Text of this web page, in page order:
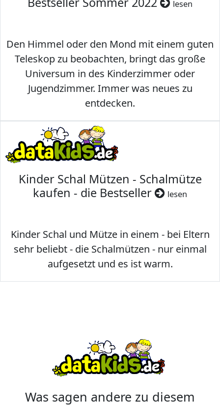
lesen
Den Himmel oder den Mond mit einem guten
Teleskop zu beobachten, bringt das große
Universum in des Kinderzimmer oder
Jugendzimmer. Immer was neues zu
entdecken.
Kinder Schal Mützen - Schalmütze
kaufen - die Bestseller
lesen
Kinder Schal und Mütze in einem - bei Eltern
sehr beliebt - die Schalmützen - nur einmal
aufgesetzt und es ist warm.
Was sagen andere zu diesem